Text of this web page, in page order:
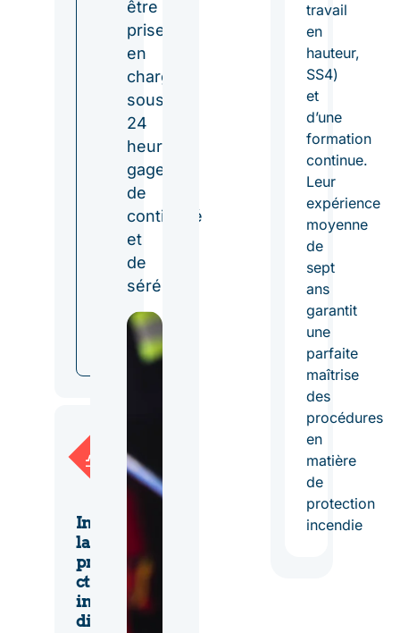
Instal
lation
prote
ction
incen
die
être
prises
en
charge
sous
24
heures,
gage
de
continuité
et
de
sérénité.
travail
en
hauteur,
SS4)
et
d’une
formation
continue.
Leur
expérience
moyenne
de
sept
ans
garantit
une
parfaite
maîtrise
des
procédures
en
matière
de
protection
incendie